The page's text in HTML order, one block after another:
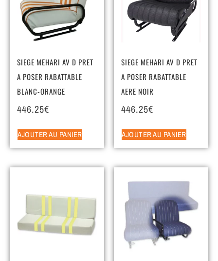
SIEGE MEHARI AV D PRET
A POSER RABATTABLE
BLANC-ORANGE
446.25€
AJOUTER AU PANIER
SIEGE MEHARI AV D PRET
A POSER RABATTABLE
AERE NOIR
446.25€
AJOUTER AU PANIER